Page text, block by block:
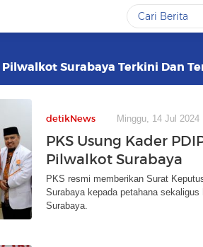
Surabaya Terkini Dan
detikNews Minggu, 14 Jul 2024
PKS Usung Kader
Pilwalkot Surabaya
PKS resmi memberikan Surat
Surabaya kepada petahana
Surabaya.